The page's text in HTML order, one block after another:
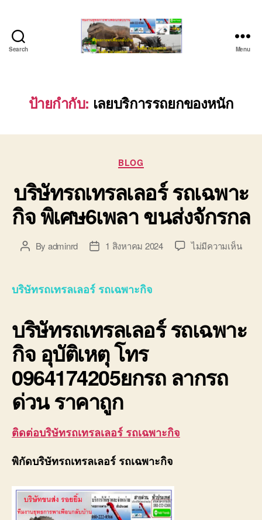
Search
ยก
ของ
ติดต่อ
0640711613,
Menu
ป้ายกำกับ: เลยบริการรถยกของหนัก
Categories
BLOG
บริษัทรถเทรลเลอร์ รถเฉพาะ
กิจ พิเศษ6เพลา ขนส่งจักรกล
PostBy adminrd
Post1 สิงหาคม 2024 ไม่มีความเห็นบน
เฉพา
บริษัทรถเทรลเลอร์ รถเฉพาะกิจ
บริษัทรถเทรลเลอร์ รถเฉพาะ
กิจ อุบัติเหตุ โทร
0964174205ยกรถ ลากรถ
ด่วน ราคาถูก
ติดต่อบริษัทรถเทรลเลอร์ รถเฉพาะกิจ
พิกัดบริษัทรถเทรลเลอร์ รถเฉพาะกิจ